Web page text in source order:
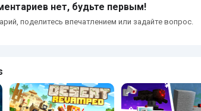
нет, будьте первым!
поделитесь впечатлением или задайте вопрос.